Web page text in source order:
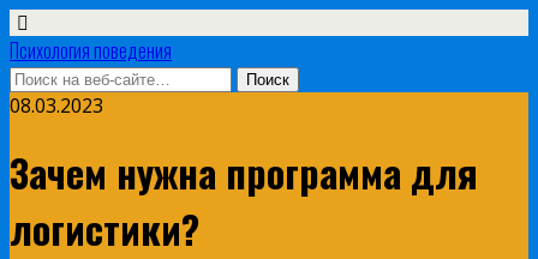
Психология поведения
08.03.2023
Зачем нужна программа для
логистики?